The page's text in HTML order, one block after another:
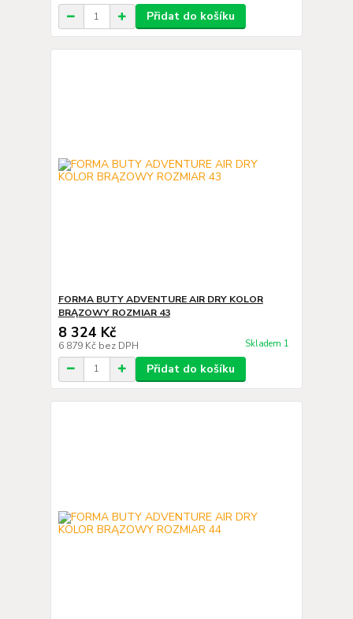
Přidat do košíku
FORMA BUTY ADVENTURE AIR DRY KOLOR
BRĄZOWY ROZMIAR 43
8 324 Kč
6 879 Kč bez DPH Skladem 1
Přidat do košíku